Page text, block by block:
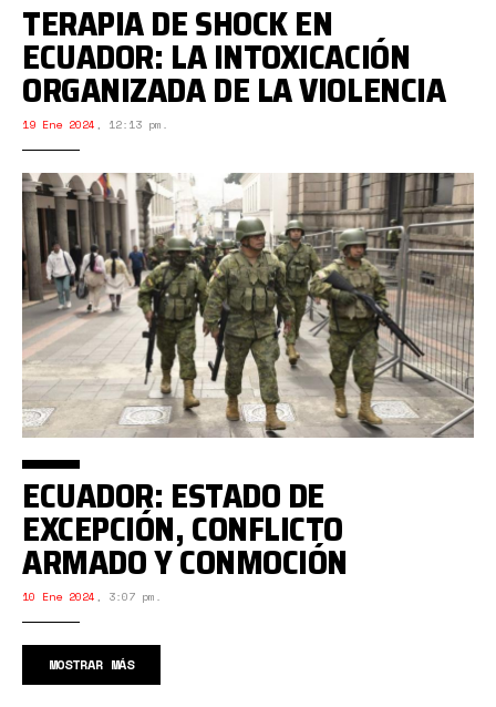
TERAPIA DE SHOCK EN
ECUADOR: LA INTOXICACIÓN
ORGANIZADA DE LA VIOLENCIA
19 Ene 2024 , 12:13 pm.
ECUADOR: ESTADO DE
EXCEPCIÓN, CONFLICTO
ARMADO Y CONMOCIÓN
10 Ene 2024 , 3:07 pm.
MOSTRAR MÁS